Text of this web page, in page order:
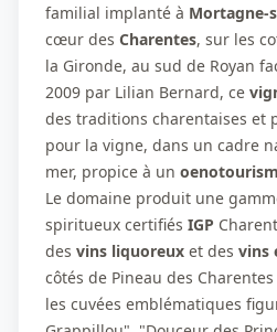
familial implanté à Mortagne-
cœur des Charentes, sur les
la Gironde, au sud de Royan
2009 par Lilian Bernard, ce
des traditions charentaises et
pour la vigne, dans un cadre
mer, propice à un
Le domaine produit une
spiritueux certifiés IGP
des vins liquoreux et des vins
côtés de Pineau des
les cuvées emblématiques